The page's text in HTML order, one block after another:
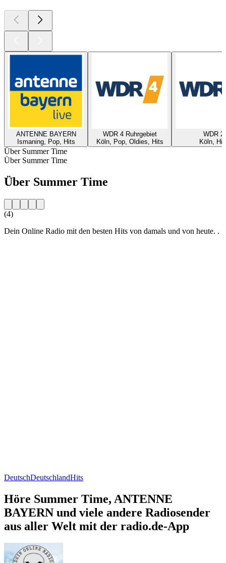
ANTENNE BAYERN
Ismaning, Pop, Hits
WDR 4 Ruhrgebiet
Köln, Pop, Oldies, Hits
WDR 2
Köln,
Über Summer Time
Über Summer Time
Über Summer Time
(4)
Dein Online Radio mit den besten Hits von damals und von heute. .
DeutschDeutschlandHits
Höre Summer Time, ANTENNE
BAYERN und viele andere Radiosender
aus aller Welt mit der radio.de-App